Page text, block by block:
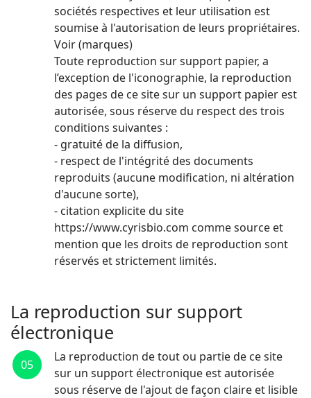
sociétés respectives et leur utilisation est
soumise à l'autorisation de leurs propriétaires.
Voir (marques)
Toute reproduction sur support papier, a
l’exception de l'iconographie, la reproduction
des pages de ce site sur un support papier est
autorisée, sous réserve du respect des trois
conditions suivantes :
- gratuité de la diffusion,
- respect de l'intégrité des documents
reproduits (aucune modification, ni altération
d'aucune sorte),
- citation explicite du site
https://www.cyrisbio.com comme source et
mention que les droits de reproduction sont
réservés et strictement limités.
La reproduction sur support
électronique
05
La reproduction de tout ou partie de ce site
sur un support électronique est autorisée
sous réserve de l'ajout de façon claire et lisible